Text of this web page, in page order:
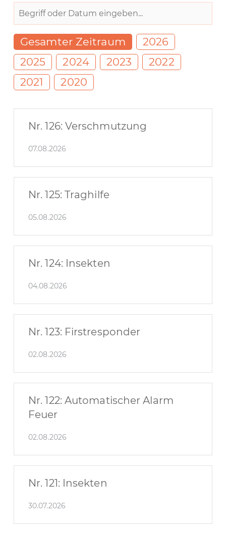
Gesamter Zeitraum
2026
2025
2024 2023
2022
2021
2020
Nr. 126: Verschmutzung
07.08.2026
Nr. 125: Traghilfe
05.08.2026
Nr. 124: Insekten
04.08.2026
Nr. 123: Firstresponder
02.08.2026
Nr. 122: Automatischer Alarm
Feuer
02.08.2026
Nr. 121: Insekten
30.07.2026